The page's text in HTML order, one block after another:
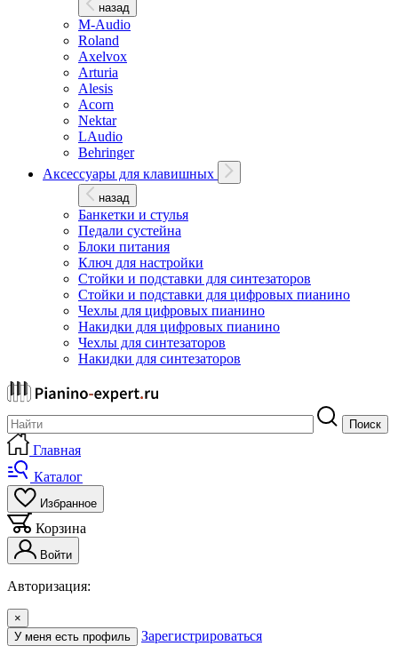
назад
M-Audio
Roland
Axelvox
Arturia
Alesis
Acorn
Nektar
LAudio
Behringer
Аксессуары для клавишных
назад
Банкетки и стулья
Педали сустейна
Блоки питания
Ключ для настройки
Стойки и подставки для синтезаторов
Стойки и подставки для цифровых пианино
Чехлы для цифровых пианино
Накидки для цифровых пианино
Чехлы для синтезаторов
Накидки для синтезаторов
Поиск
Главная
Каталог
Избранное
Корзина
Войти
Авторизация:
×
У меня есть профиль
Зарегистрироваться